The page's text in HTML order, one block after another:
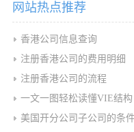
网站热点推荐
香港公司信息查询
注册香港公司的费用明细
注册香港公司的流程
一文一图轻松读懂VIE结
美国开分公司子公司的条